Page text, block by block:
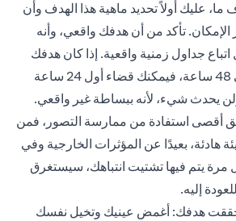
عليك أولاً تحديد ماهية هذا الهدف وأن
تأكد من أن هدفك واقعي، وأنه
جداول زمنية واقعية. إذا كان هدفك
هو خسارة 10 كجم في 48 ساعة، فيمكنك قضاء أول 24 ساعة
يحدث شيء، لأنه ببساطة غير واقعي.
أقصى استفادة من ممارسة التصور، فمن
هادئة، بعيدًا عن المؤثرات الخارجية وفي
مرة يتم فيها تشتيت انتباهك، سيستغرق
إليه.
هدفك: أغمض عينيك وتخيل نفسك